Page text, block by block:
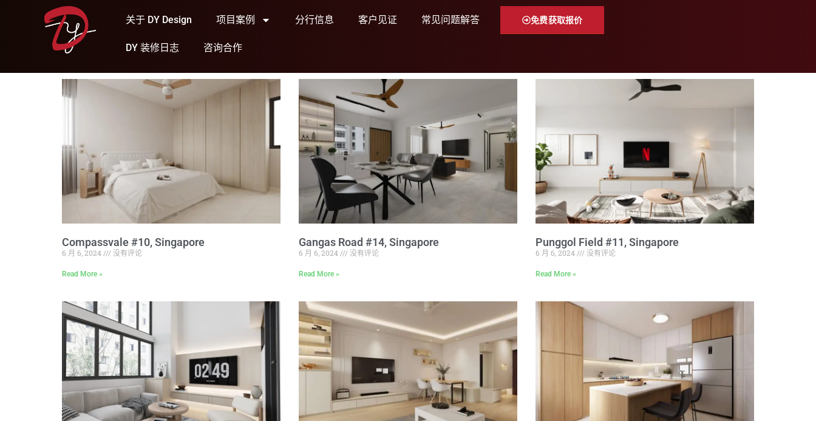
关于 DY Design 项目案例 分行信息 客户见证 常见问题解答
DY 装修日志 咨询合作
免费获取报价
Compassvale #10, Singapore
6 月 6, 2024 没有评论
Read More »
Gangas Road #14, Singapore
6 月 6, 2024 没有评论
Read More »
Punggol Field #11, Singapore
6 月 6, 2024 没有评论
Read More »